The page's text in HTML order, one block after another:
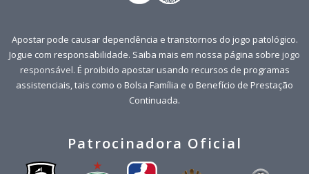
Apostar pode causar dependência e transtornos do jogo patológico.
Jogue com responsabilidade. Saiba mais em nossa página sobre jogo
responsável. É proibido apostar usando recursos de programas
assistenciais, tais como o Bolsa Família e o Benefício de Prestação
Continuada.
Patrocinadora Oficial